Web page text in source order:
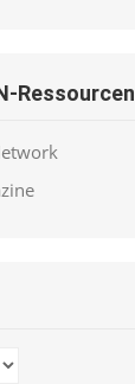
Ressourcen